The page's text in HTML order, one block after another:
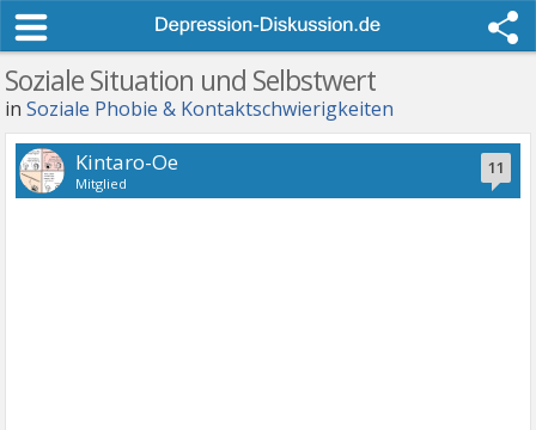
Soziale Situation und Selbstwert
inSoziale Phobie & Kontaktschwierigkeiten
11
Kintaro-Oe
Mitglied